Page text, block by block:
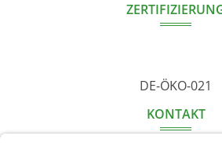
DE-ÖKO-021
KONTAKT